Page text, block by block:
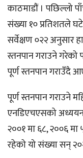
काठमाडौं । पछिल्लो
संख्या १० प्रतिशतले
सर्वेक्षण ०२२ अनुसार
स्तनपान गराउने
पूर्ण स्तनपान गराउँदै
पूर्ण स्तनपान गराउने
एनडिएचएसको
२००१ मा ६८, २००६ मा
रहेको यो संख्या सन्